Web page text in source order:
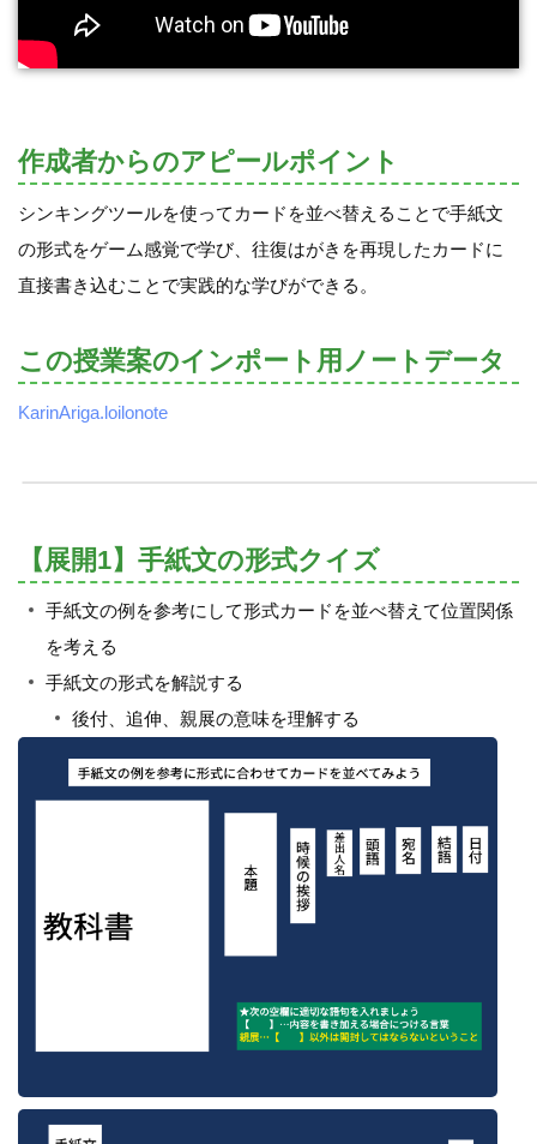
作成者からのアピールポイント
シンキングツールを使ってカードを並べ替えることで手紙文
の形式をゲーム感覚で学び、往復はがきを再現したカードに
直接書き込むことで実践的な学びができる。
この授業案のインポート用ノートデータ
KarinAriga.loilonote
【展開1】手紙文の形式クイズ
手紙文の例を参考にして形式カードを並べ替えて位置関係
を考える
手紙文の形式を解説する
後付、追伸、親展の意味を理解する